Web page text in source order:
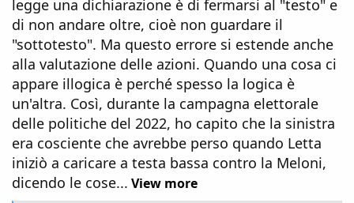
legge una dichiarazione è di fermarsi al "testo" e
di non andare oltre, cioè non guardare il
"sottotesto". Ma questo errore si estende anche
alla valutazione delle azioni. Quando una cosa ci
appare illogica è perché spesso la logica è
un'altra. Così, durante la campagna elettorale
delle politiche del 2022, ho capito che la sinistra
era cosciente che avrebbe perso quando Letta
iniziò a caricare a testa bassa contro la Meloni,
dicendo le cose... View more